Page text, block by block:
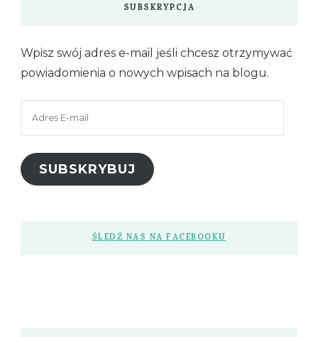
SUBSKRYPCJA
Wpisz swój adres e-mail jeśli chcesz otrzymywać
powiadomienia o nowych wpisach na blogu.
SUBSKRYBUJ
ŚLEDŹ NAS NA FACEBOOKU